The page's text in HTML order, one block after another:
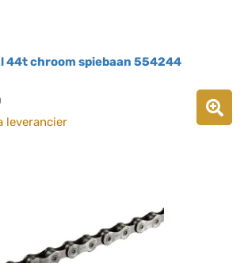
44t chroom spiebaan 554244
leverancier